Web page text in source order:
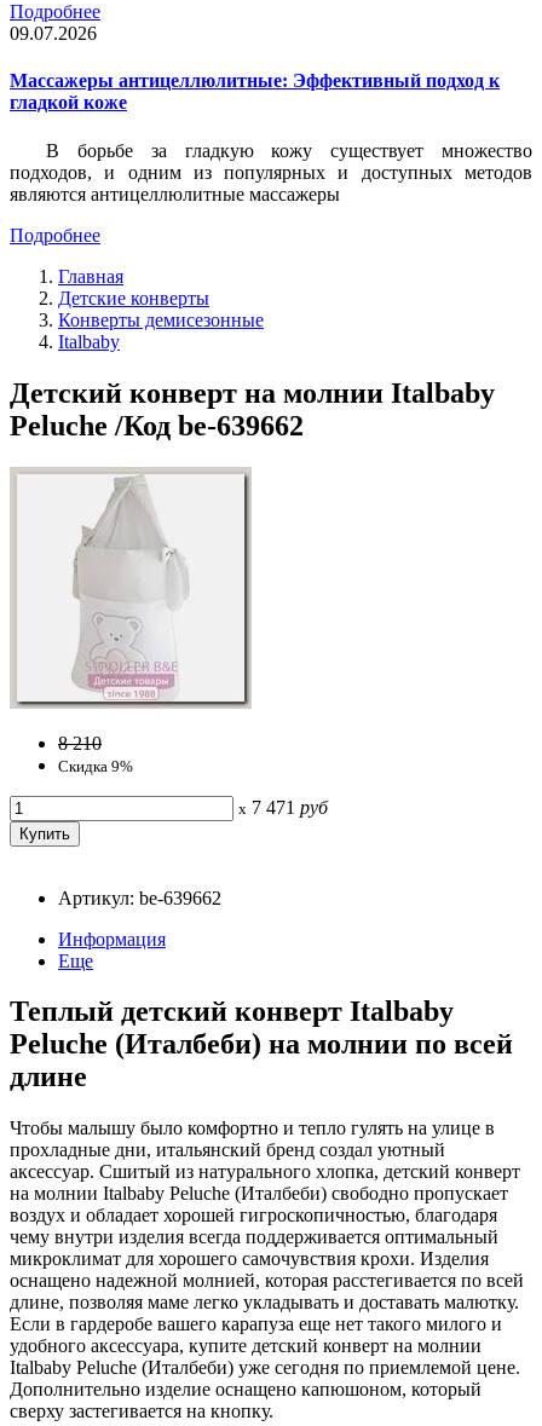
Подробнее
09.07.2026
Массажеры антицеллюлитные: Эффективный подход к
гладкой коже
В борьбе за гладкую кожу существует множество
подходов, и одним из популярных и доступных методов
являются антицеллюлитные массажеры
Подробнее
Главная
Детские конверты
Конверты демисезонные
Italbaby
Детский конверт на молнии Italbaby
Peluche /Код be-639662
8 210
Скидка 9%
x 7 471 руб
Артикул: be-639662
Информация
Еще
Теплый детский конверт Italbaby
Peluche (Италбеби) на молнии по всей
длине
Чтобы малышу было комфортно и тепло гулять на улице в
прохладные дни, итальянский бренд создал уютный
аксессуар. Сшитый из натурального хлопка, детский конверт
на молнии Italbaby Peluche (Италбеби) свободно пропускает
воздух и обладает хорошей гигроскопичностью, благодаря
чему внутри изделия всегда поддерживается оптимальный
микроклимат для хорошего самочувствия крохи. Изделия
оснащено надежной молнией, которая расстегивается по всей
длине, позволяя маме легко укладывать и доставать малютку.
Если в гардеробе вашего карапуза еще нет такого милого и
удобного аксессуара, купите детский конверт на молнии
Italbaby Peluche (Италбеби) уже сегодня по приемлемой цене.
Дополнительно изделие оснащено капюшоном, который
сверху застегивается на кнопку.